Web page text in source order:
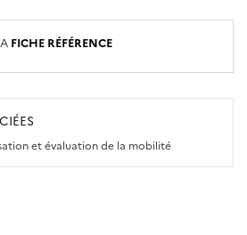
FICHE RÉFÉRENCE
et évaluation de la mobilité